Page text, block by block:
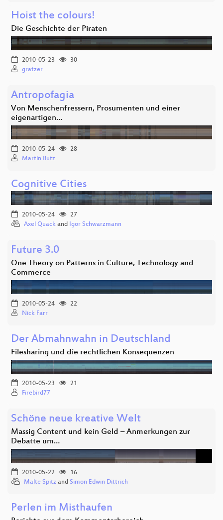
Hoist the colours!
Die Geschichte der Piraten
2010-05-23
30
gratzer
Antropofagia
Von Menschenfressern, Prosumenten und einer
eigenartigen…
2010-05-24
28
Martin Butz
Cognitive Cities
2010-05-24
27
Axel Quack and Igor Schwarzmann
Future 3.0
One Theory on Patterns in Culture, Technology and
Commerce
2010-05-24
22
Nick Farr
Der Abmahnwahn in Deutschland
Filesharing und die rechtlichen Konsequenzen
2010-05-23
21
Firebird77
Schöne neue kreative Welt
Massig Content und kein Geld – Anmerkungen zur
Debatte um…
2010-05-22
16
Malte Spitz and Simon Edwin Dittrich
Perlen im Misthaufen